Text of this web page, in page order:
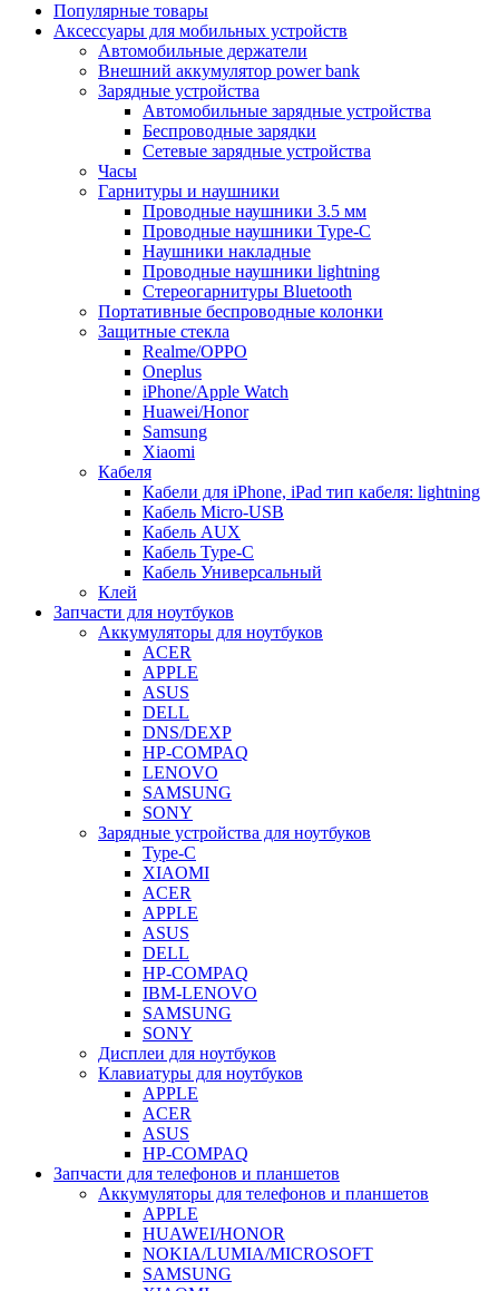
Популярные товары
Аксессуары для мобильных устройств
Автомобильные держатели
Внешний аккумулятор power bank
Зарядные устройства
Автомобильные зарядные устройства
Беспроводные зарядки
Сетевые зарядные устройства
Часы
Гарнитуры и наушники
Проводные наушники 3.5 мм
Проводные наушники Type-C
Наушники накладные
Проводные наушники lightning
Стереогарнитуры Bluetooth
Портативные беспроводные колонки
Защитные стекла
Realme/OPPO
Oneplus
iPhone/Apple Watch
Huawei/Honor
Samsung
Xiaomi
Кабеля
Кабели для iPhone, iPad тип кабеля: lightning
Кабель Micro-USB
Кабель AUX
Кабель Type-C
Кабель Универсальный
Клей
Запчасти для ноутбуков
Аккумуляторы для ноутбуков
ACER
APPLE
ASUS
DELL
DNS/DEXP
HP-COMPAQ
LENOVO
SAMSUNG
SONY
Зарядные устройства для ноутбуков
Type-C
XIAOMI
ACER
APPLE
ASUS
DELL
HP-COMPAQ
IBM-LENOVO
SAMSUNG
SONY
Дисплеи для ноутбуков
Клавиатуры для ноутбуков
APPLE
ACER
ASUS
HP-COMPAQ
Запчасти для телефонов и планшетов
Аккумуляторы для телефонов и планшетов
APPLE
HUAWEI/HONOR
NOKIA/LUMIA/MICROSOFT
SAMSUNG